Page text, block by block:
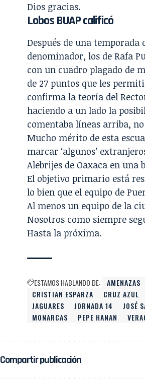
Dios gracias.
Lobos BUAP calificó
Después de una
denominador, los de Rafa
con un cuadro plagado de
de 27 puntos que les
confirma la teoría del
haciendo a un lado la
comentaba líneas arriba,
Mucho mérito de esta
marcar ‘algunos’
Alebrijes de Oaxaca en
El objetivo primario está
lo bien que el equipo de
Al menos un equipo de la
Nosotros como siempre
Hasta la próxima.
ESTAMOS HABLANDO DE: AMENAZAS
CRISTIAN ESPARZA
CRUZ AZUL
JAGUARES
JORNADA 14 JOSÉ
MONARCAS
PEPE HANAN
Compartir publicación